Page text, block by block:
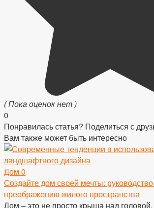
( Пока оценок нет )
0
Понравилась статья? Поделиться с
Вам также может быть интересно
Дом 0
Создайте дом своей мечты:
преображению жилого пространства
Дом – это не просто крыша над головой,